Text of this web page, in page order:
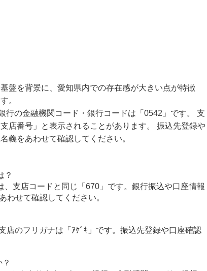
盤を背景に、愛知県内での存在感が大きい点が特徴
。
行の金融機関コード・銀行コードは「0542」です。 支
店番号」と表示されることがあります。 振込先登録や
義をあわせて確認してください。
？
支店コードと同じ「670」です。銀行振込や口座情報
わせて確認してください。
店のフリガナは「ｱｹﾞｷ」です。振込先登録や口座確認